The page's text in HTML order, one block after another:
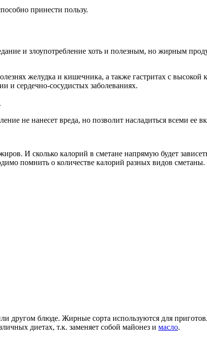
принести пользу.
и злоупотребление хоть и полезным, но жирным
желудка и кишечника, а также гастритах с высокой
и сердечно-сосудистых заболеваниях.
не нанесет вреда, но позволит насладиться всеми ее
И сколько калорий в сметане напрямую будет
помнить о количестве калорий разных видов сметаны.
другом блюде. Жирные сорта используются для
диетах, т.к. заменяет собой майонез и масло.